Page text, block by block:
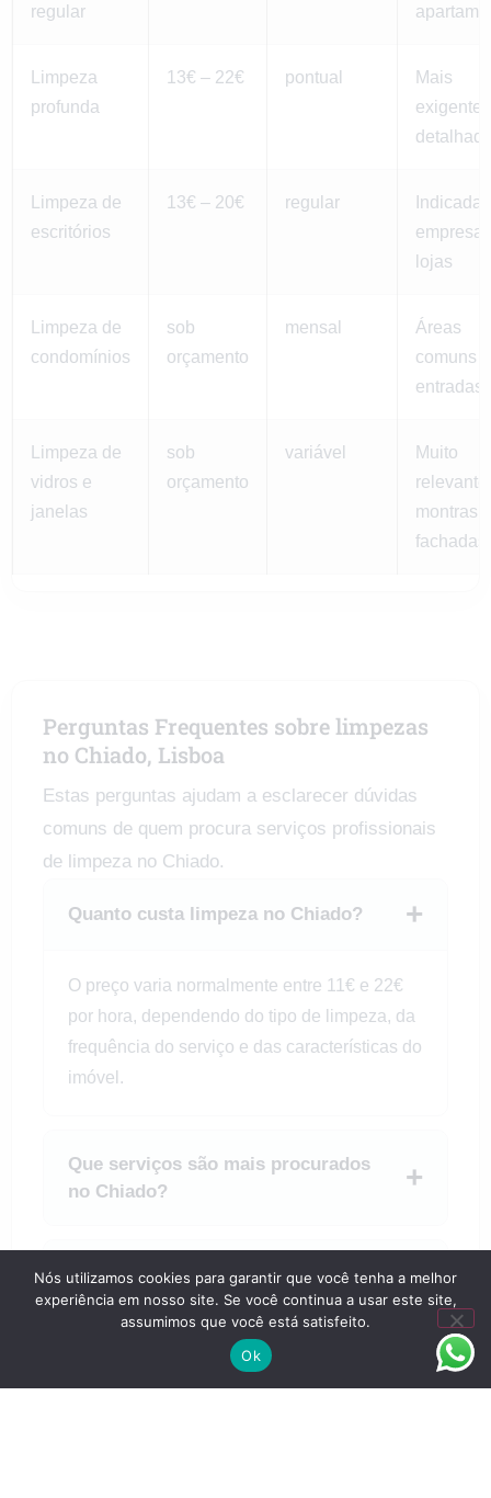
regular
Limpeza
profunda
13€ – 22€ pontual
Mais
exigente
Limpeza de
escritórios
13€ – 20€ regular
Indicada
lojas
Limpeza de
condomínios
sob
orçamento
mensal
Áreas
comuns e
entradas
Limpeza de
vidros e
janelas
sob
orçamento
variável
Muito
relevante
montras e
fachadas
Perguntas Frequentes sobre limpezas
no Chiado, Lisboa
Estas perguntas ajudam a esclarecer dúvidas
comuns de quem procura serviços profissionais
de limpeza no Chiado.
Quanto custa limpeza no Chiado? +
O preço varia normalmente entre 11€ e 22€
por hora, dependendo do tipo de limpeza, da
frequência do serviço e das características do
imóvel.
Que serviços são mais procurados
no Chiado?
+
Fazem limpeza em edifícios
históricos?
+
Com que frequência devo contratar
+
Nós utilizamos cookies para garantir que você tenha a melhor
experiência em nosso site. Se você continua a usar este site,
assumimos que você está satisfeito.
Ok